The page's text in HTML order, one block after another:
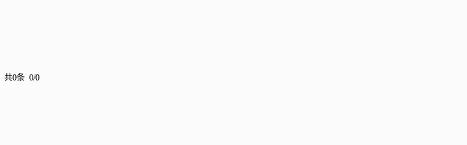
共0条 0/0